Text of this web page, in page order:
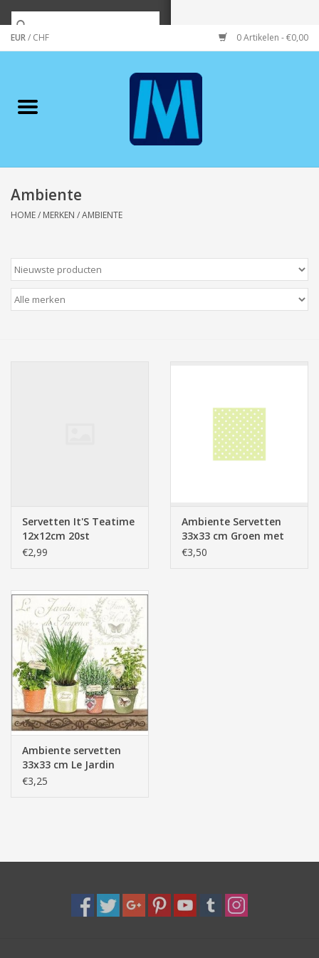
EUR/ CHF 0 Artikelen - €0,00
Merken
Wonen/koken/huishouden
Wenskaarten
Zeeuws/Streek
Cadeau & feest
Contact/Locatie
Veiligheid
Pasen
Ambiente
HOME/ MERKEN /AMBIENTE
Servetten It'S Teatime
12x12cm 20st
€2,99
Ambiente Servetten
33x33 cm Groen met
witte stippen
€3,50
Ambiente servetten
33x33 cm Le Jardin
Provence - kruiden
€3,25